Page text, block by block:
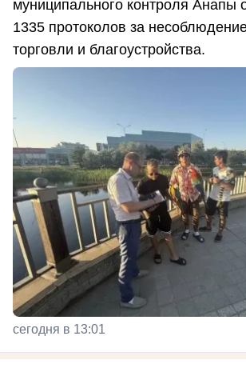
муниципального контроля Анапы
1335 протоколов за
торговли и благоустройства.
сегодня в 13:01